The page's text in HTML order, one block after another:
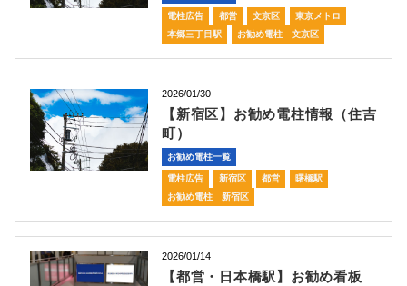
電柱広告 都営 文京区
東京メトロ
本郷三丁目駅
お勧め電柱 文京区
2026/01/30
【新宿区】お勧め電柱情報（住吉
町）
お勧め電柱一覧
電柱広告 新宿区 都営
曙橋駅
お勧め電柱 新宿区
2026/01/14
【都営・日本橋駅】お勧め看板